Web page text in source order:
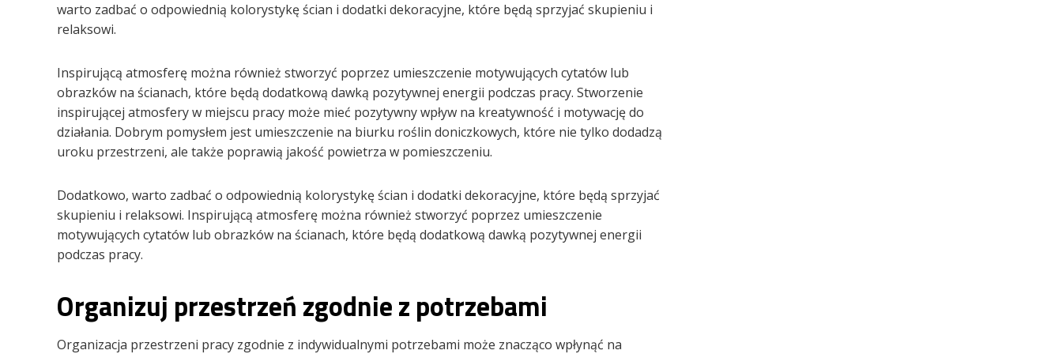
warto zadbać o odpowiednią kolorystykę ścian i dodatki dekoracyjne, które będą sprzyjać skupieniu i
relaksowi.
Inspirującą atmosferę można również stworzyć poprzez umieszczenie motywujących cytatów lub
obrazków na ścianach, które będą dodatkową dawką pozytywnej energii podczas pracy. Stworzenie
inspirującej atmosfery w miejscu pracy może mieć pozytywny wpływ na kreatywność i motywację do
działania. Dobrym pomysłem jest umieszczenie na biurku roślin doniczkowych, które nie tylko dodadzą
uroku przestrzeni, ale także poprawią jakość powietrza w pomieszczeniu.
Dodatkowo, warto zadbać o odpowiednią kolorystykę ścian i dodatki dekoracyjne, które będą sprzyjać
skupieniu i relaksowi. Inspirującą atmosferę można również stworzyć poprzez umieszczenie
motywujących cytatów lub obrazków na ścianach, które będą dodatkową dawką pozytywnej energii
podczas pracy.
Organizuj przestrzeń zgodnie z potrzebami
Organizacja przestrzeni pracy zgodnie z indywidualnymi potrzebami może znacząco wpłynąć na